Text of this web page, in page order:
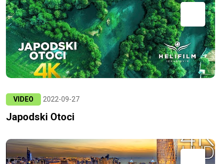
VIDEO 2022-09-27
Japodski Otoci